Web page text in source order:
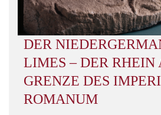
DER
LIMES –DER RHEIN
GRENZE DES
ROMANUM